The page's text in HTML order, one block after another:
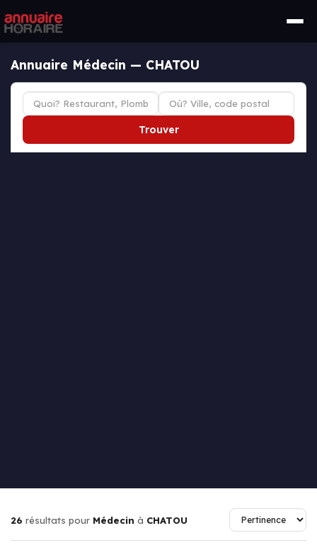
Annuaire Médecin — CHATOU
Trouver
26 résultats pour Médecin à CHATOU